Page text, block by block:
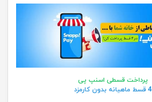
پرداخت قسطی اسنپ پی
4 قسط ماهیانه بدون کارمزد